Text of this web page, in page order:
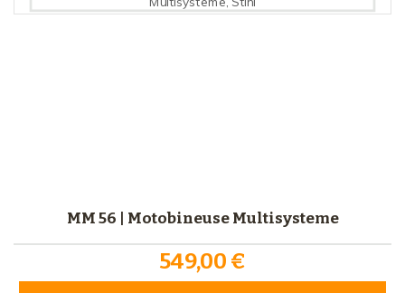
MM 56 | Motobineuse Multisysteme
549,00 €